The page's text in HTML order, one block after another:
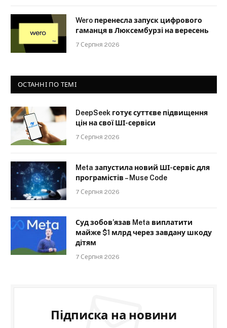
Wero перенесла запуск цифрового
гаманця в Люксембурзі на вересень
7 Серпня 2026
ОСТАННІ ПО ТЕМІ
DeepSeek готує суттєве підвищення
цін на свої ШІ-сервіси
7 Серпня 2026
Meta запустила новий ШІ-сервіс для
програмістів – Muse Code
7 Серпня 2026
Суд зобов’язав Meta виплатити
майже $1 млрд через завдану шкоду
дітям
7 Серпня 2026
Підписка на новини